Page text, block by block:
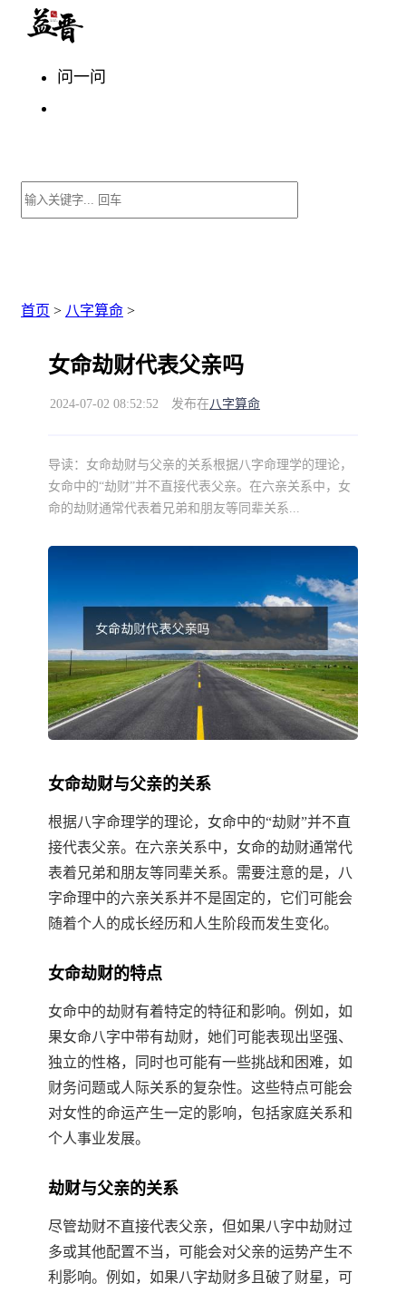
问一问
首页 > 八字算命 >
女命劫财代表父亲吗
2024-07-02 08:52:52 发布在八字算命
导读： 女命劫财与父亲的关系根据八字命理学的理论，
女命中的“劫财”并不直接代表父亲。在六亲关系中，女
命的劫财通常代表着兄弟和朋友等同辈关系...
女命劫财与父亲的关系
根据八字命理学的理论，女命中的“劫财”并不直
接代表父亲。在六亲关系中，女命的劫财通常代
表着兄弟和朋友等同辈关系。需要注意的是，八
字命理中的六亲关系并不是固定的，它们可能会
随着个人的成长经历和人生阶段而发生变化。
女命劫财的特点
女命中的劫财有着特定的特征和影响。例如，如
果女命八字中带有劫财，她们可能表现出坚强、
独立的性格，同时也可能有一些挑战和困难，如
财务问题或人际关系的复杂性。这些特点可能会
对女性的命运产生一定的影响，包括家庭关系和
个人事业发展。
劫财与父亲的关系
尽管劫财不直接代表父亲，但如果八字中劫财过
多或其他配置不当，可能会对父亲的运势产生不
利影响。例如，如果八字劫财多且破了财星，可